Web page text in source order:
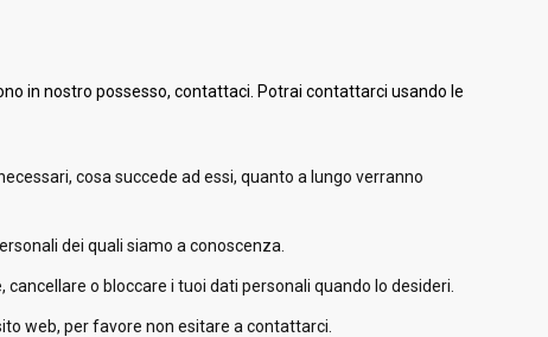
in nostro possesso, contattaci. Potrai contattarci usando le
cosa succede ad essi, quanto a lungo verranno
dei quali siamo a conoscenza.
o bloccare i tuoi dati personali quando lo desideri.
web, per favore non esitare a contattarci.